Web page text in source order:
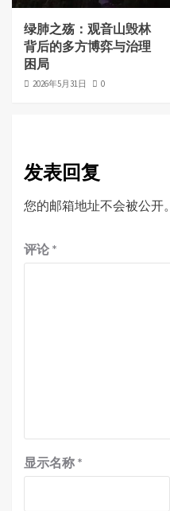
绿肺之殇：观音山毁林
背后的多方博弈与治理
困局
2026年5月31日 0
发表回复
您的邮箱地址不会被公开。
评论 *
显示名称 *